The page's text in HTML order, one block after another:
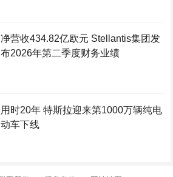
净营收434.82亿欧元 Stellantis集团发
布2026年第二季度财务业绩
用时20年 特斯拉迎来第1000万辆纯电
动车下线